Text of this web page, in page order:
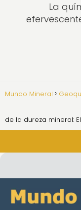
La
Mundo Mineral
de la dureza mineral: